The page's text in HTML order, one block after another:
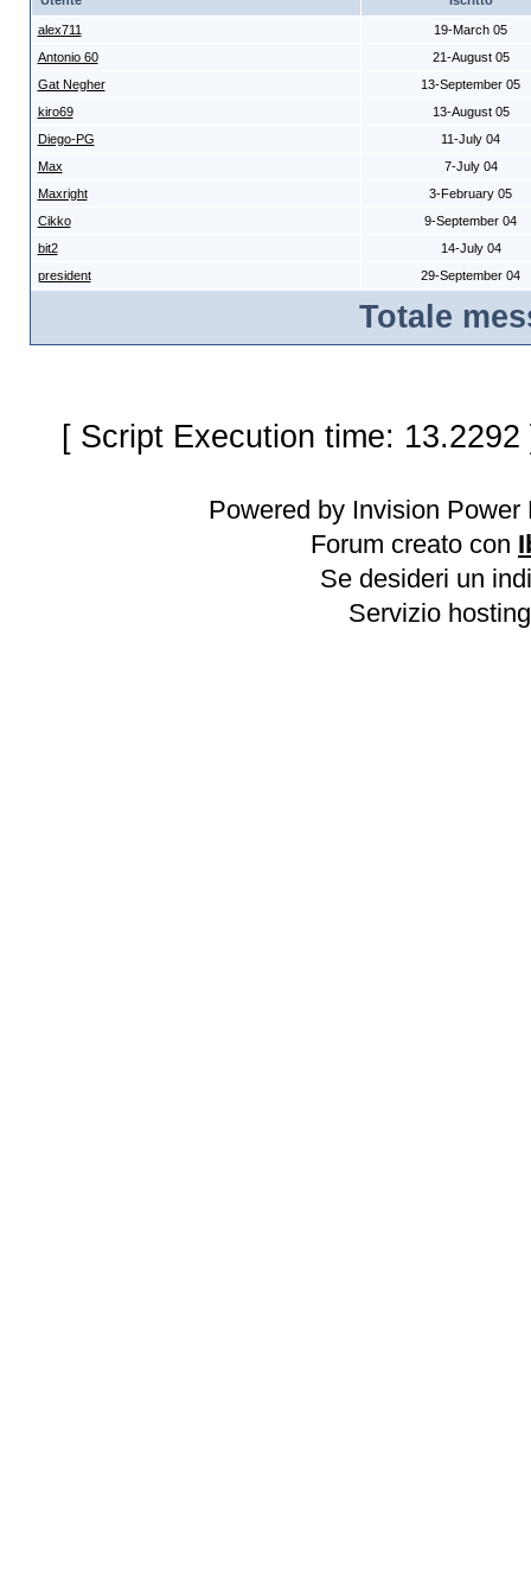
alex711
19-March 05
Antonio 60
21-August 05
Gat Negher
13-September 05
kiro69
13-August 05
Diego-PG
11-July 04
Max
7-July 04
Maxright
3-February 05
Cikko
9-September 04
bit2
14-July 04
president
29-September 04
Totale
[ Script Execution time:
Powered by Invision
Forum creato con
Se desideri un
Servizio